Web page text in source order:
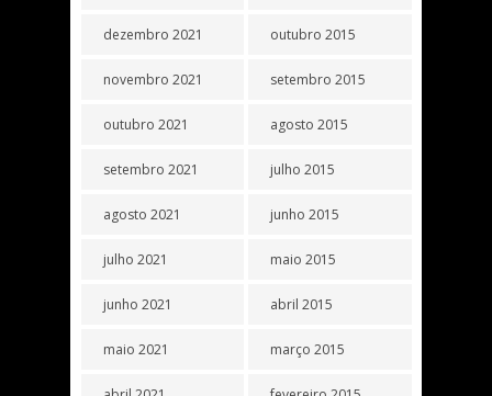
dezembro 2021
novembro 2021
outubro 2021
setembro 2021
agosto 2021
julho 2021
junho 2021
maio 2021
outubro 2015
setembro 2015
agosto 2015
julho 2015
junho 2015
maio 2015
abril 2015
março 2015